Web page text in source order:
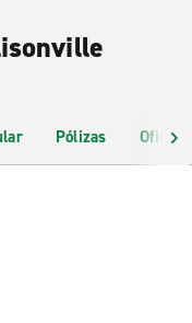
Pólizas